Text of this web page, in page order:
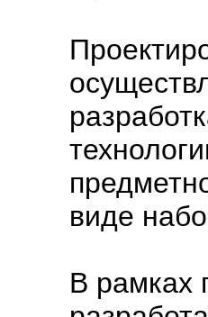
виде
В рамках